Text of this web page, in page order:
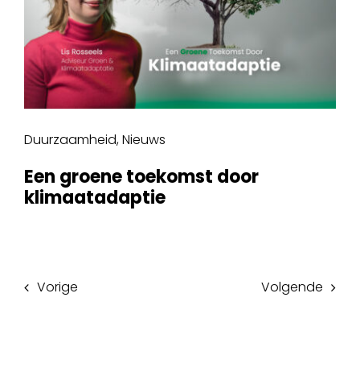
Duurzaamheid,Nieuws
Een groene toekomst door
klimaatadaptie
Vorige Volgende